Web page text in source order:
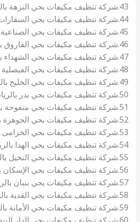
43.شركة تنظيف مكيفات بحي النزهة بالرياض
44.شركة تنظيف مكيفات بحي السفارات بالرياض
45.شركة تنظيف مكيفات بحي الصناعية بالرياض
46.شركة تنظيف مكيفات بحي الفاروق بالرياض
47.شركة تنظيف مكيفات بحي الشهداء بالرياض
48.شركة تنظيف مكيفات بحي الفيصلية بالرياض
49.شركة تنظيف مكيفات بحي الخليج بالرياض
50.شركة تنظيف مكيفات بحي بدر بالرياض
51.شركة تنظيف مكيفات بحي منفوحة بالرياض
52.شركة تنظيف مكيفات بحي الجوهرة بالرياض
53.شركة تنظيف مكيفات بحي الخزامى بالرياض
54.شركة تنظيف مكيفات بحي الهدا بالرياض
55.شركة تنظيف مكيفات بحي النخيل بالرياض
56.شركة تنظيف مكيفات بحي الإسكان بالرياض
57.شركة تنظيف مكيفات بحي بنبان بالرياض
58.شركة تنظيف مكيفات بحي القدية بالرياض
59.شركة تنظيف مكيفات بحي الأمانة بالرياض
60.شركة تنظيف مكيفات بحي الدار البيضاء بالرياض